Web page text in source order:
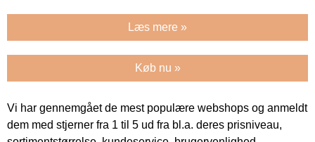
Læs mere »
Køb nu »
Vi har gennemgået de mest populære webshops og anmeldt
dem med stjerner fra 1 til 5 ud fra bl.a. deres prisniveau,